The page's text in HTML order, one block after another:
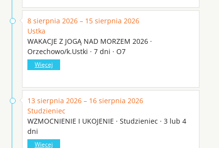
8 sierpnia 2026 – 15 sierpnia 2026
Ustka
WAKACJE Z JOGĄ NAD MORZEM 2026 ·
Orzechowo/k.Ustki · 7 dni · O7
Więcej
13 sierpnia 2026 – 16 sierpnia 2026
Studzieniec
WZMOCNIENIE I UKOJENIE · Studzieniec · 3 lub 4
dni
Więcej